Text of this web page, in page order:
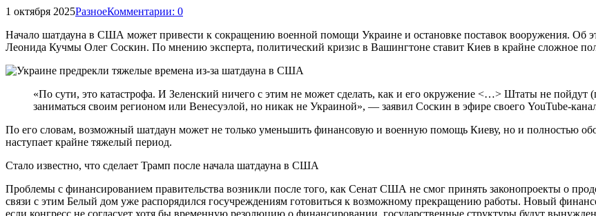
1 октября 2025РазноеКомментарии: 0
Начало шатдауна в США может привести к сокращению военной помощи Украине и остановке поставок вооружения. Об
Леонида Кучмы Олег Соскин. По мнению эксперта, политический кризис в Вашингтоне ставит Киев в крайне сложное
«По сути, это катастрофа. И Зеленский ничего с этим не может сделать, как и его окружение <…> Штаты не
заниматься своим регионом или Венесуэлой, но никак не Украиной», — заявил Соскин в эфире своего YouTube-
По его словам, возможный шатдаун может не только уменьшить финансовую и военную помощь Киеву, но и полностью
наступает крайне тяжелый период.
Стало известно, что сделает Трамп после начала шатдауна в США
Проблемы с финансированием правительства возникли после того, как Сенат США не смог принять законопроекты о
связи с этим Белый дом уже распорядился госучреждениям готовиться к возможному прекращению работы. Новый
если конгресс не согласует хотя бы временную резолюцию о финансировании, государственные структуры будут